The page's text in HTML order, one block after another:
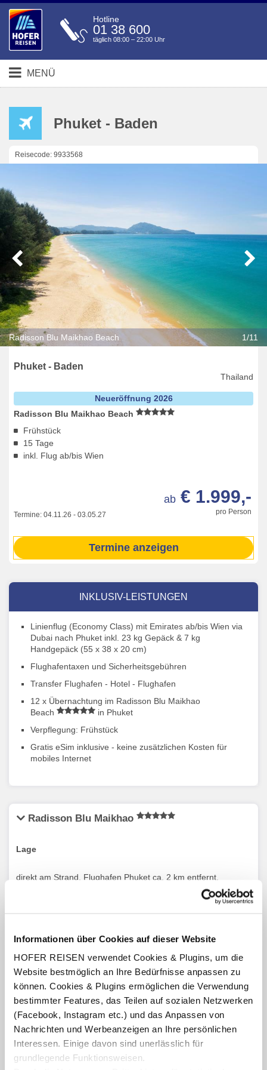
Informationen über Cookies auf dieser Website
HOFER REISEN verwendet Cookies & Plugins, um die
Website bestmöglich an Ihre Bedürfnisse anpassen zu
können. Cookies & Plugins ermöglichen die Verwendung
bestimmter Features, das Teilen auf sozialen Netzwerken
(Facebook, Instagram etc.) und das Anpassen von
Nachrichten und Werbeanzeigen an Ihre persönlichen
Interessen. Einige davon sind unerlässlich für
grundlegende Funktionsweisen.
Hotline
01 38 600
täglich 08:00 – 22:00 Uhr
MENÜ
Phuket - Baden
Reisecode: 9933568
Radisson Blu Maikhao Beach 1/11
Phuket - Baden
Thailand
Neueröffnung 2026
Radisson Blu Maikhao Beach
Frühstück
15 Tage
inkl. Flug ab/bis Wien
Termine: 04.11.26 - 03.05.27 pro Person
ab € 1.999,-
Termine anzeigen
INKLUSIV-LEISTUNGEN
Linienflug (Economy Class) mit Emirates ab/bis Wien via
Dubai nach Phuket inkl. 23 kg Gepäck & 7 kg
Handgepäck (55 x 38 x 20 cm)
Flughafentaxen und Sicherheitsgebühren
Transfer Flughafen - Hotel - Flughafen
12 x Übernachtung im Radisson Blu Maikhao
Beach
in Phuket
Verpflegung: Frühstück
Gratis eSim inklusive - keine zusätzlichen Kosten für
mobiles Internet
Radisson Blu Maikhao
Lage
direkt am Strand, Flughafen Phuket ca. 2 km entfernt.
Ausstattung
Rezeption, Restaurant, Bar, W-Lan, zwei Swimmingpools
(witterungsbedingt), Liegen und Sonnenschirme nach
Verfügbarkeit.
Zimmer
Zimmer (DX/EX) „Deluxe“:ca. 35 m², mit Bad/Dusche und
WC, W-Lan, Safe, TV, Espressomaschine, Kingsizebett oder